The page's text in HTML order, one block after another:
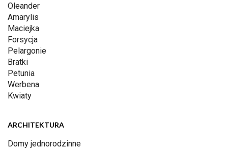
Oleander
Amarylis
Maciejka
Forsycja
Pelargonie
Bratki
Petunia
Werbena
Kwiaty
ARCHITEKTURA
Domy jednorodzinne